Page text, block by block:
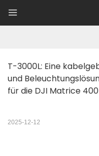
T-3000L: Eine
und
für die DJI Matrice 400
2025-12-12